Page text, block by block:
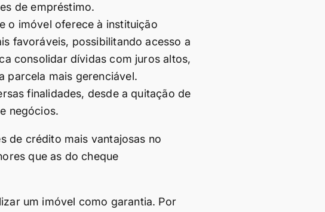
de empréstimo.
o imóvel oferece à instituição
favoráveis, possibilitando acesso a
consolidar dívidas com juros altos,
parcela mais gerenciável.
finalidades, desde a quitação de
negócios.
de crédito mais vantajosas no
que as do cheque
um imóvel como garantia. Por